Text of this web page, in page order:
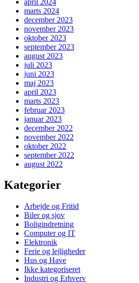
marts 2024
december 2023
november 2023
oktober 2023
september 2023
august 2023
juli 2023
juni 2023
maj 2023
april 2023
marts 2023
februar 2023
januar 2023
december 2022
november 2022
oktober 2022
september 2022
august 2022
Kategorier
Arbejde og Fritid
Biler og sjov
Boligindretning
Computer og IT
Elektronik
Ferie og lejligheder
Hus og Have
Ikke kategoriseret
Industri og Erhverv